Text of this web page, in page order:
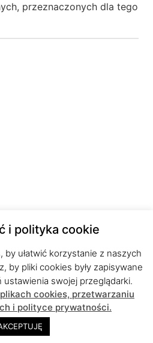
przeznaczonych dla tego
i polityka cookie
ułatwić korzystanie z naszych
by pliki cookies były zapisywane
ustawienia swojej przeglądarki.
cookies, przetwarzaniu
i polityce prywatności.